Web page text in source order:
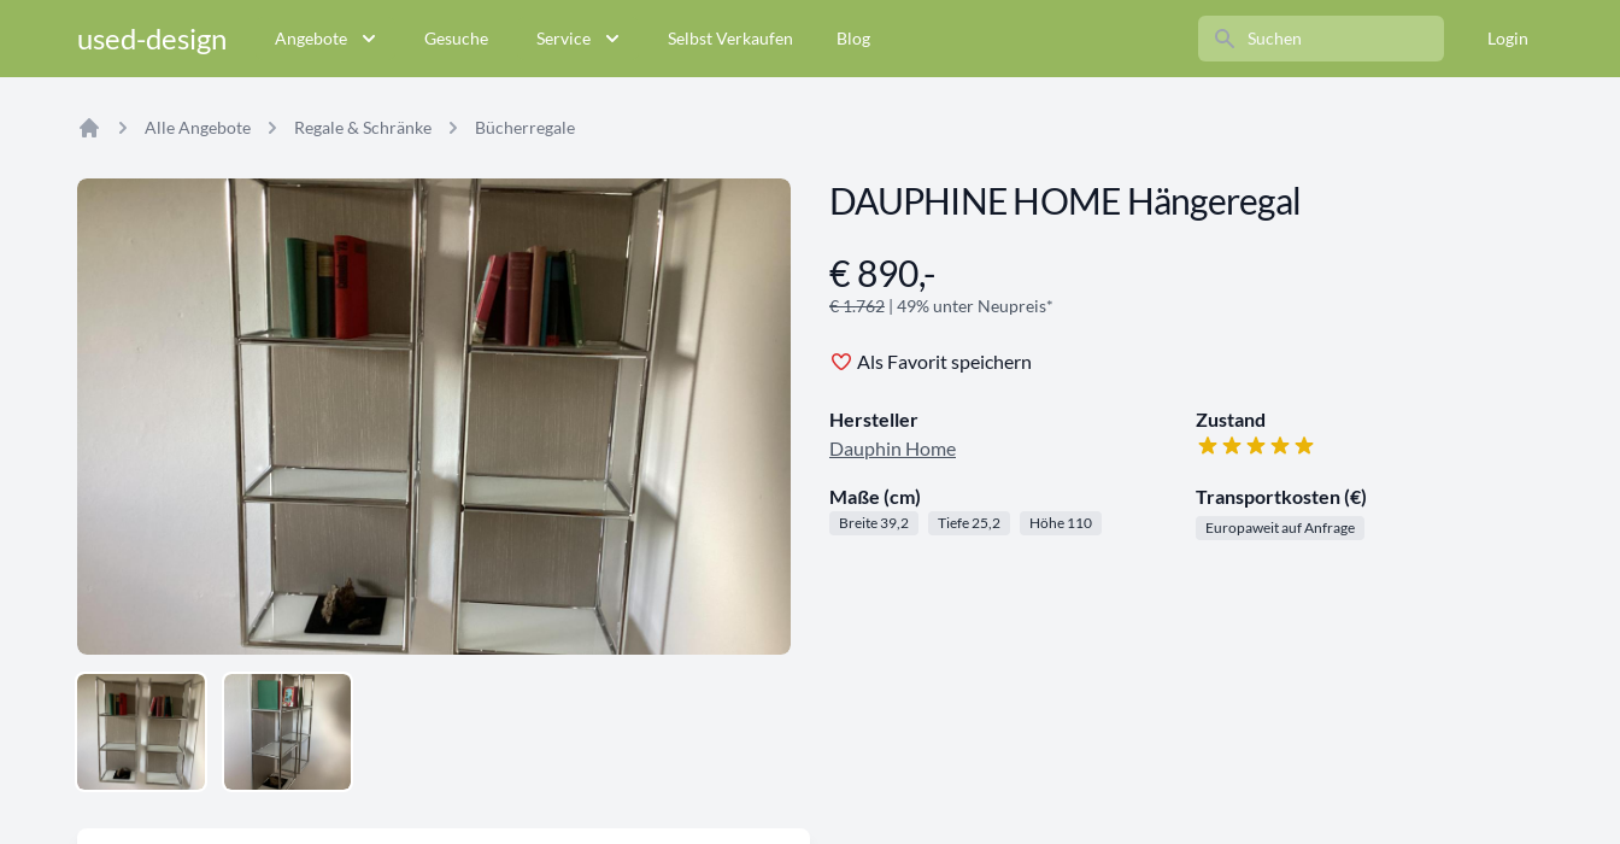
used-design Angebote Gesuche Service Selbst Verkaufen Blog Search Login
Alle Angebote Regale & Schränke Bücherregale
DAUPHINE HOME Hängeregal
Angebotsinformationen
€ 890,-
€ 1.762 | 49% unter Neupreis*
Als Favorit speichern
Hersteller
Dauphin Home
Zustand
Maße (cm)
Breite 39,2 Tiefe 25,2 Höhe 110
Transportkosten (€)
Europaweit auf Anfrage